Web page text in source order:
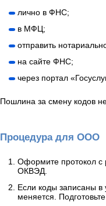
лично в ФНС;
в МФЦ;
отправить
на сайте ФНС;
через портал
Пошлина за смену кодов
Процедура для ООО
Оформите протокол с
ОКВЭД.
Если коды записаны в
меняется.